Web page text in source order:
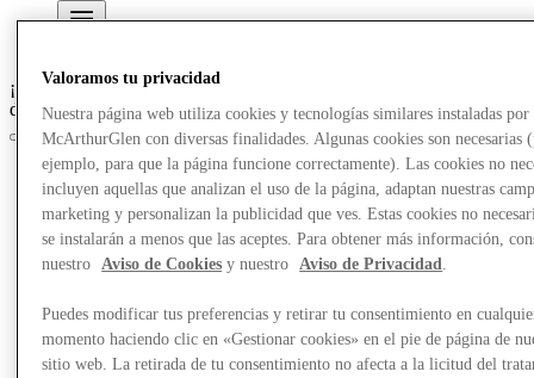
¡Crazy Days, acceso anticipado el 25 de marzo para los miembros
del Club!Únete ahora
Valoramos tu privacidad
Nuestra página web utiliza cookies y tecnologías similares instaladas por
McArthurGlen con diversas finalidades. Algunas cookies son necesarias
ejemplo, para que la página funcione correctamente). Las cookies no
incluyen aquellas que analizan el uso de la página, adaptan nuestras
marketing y personalizan la publicidad que ves. Estas cookies no
se instalarán a menos que las aceptes. Para obtener más información,
nuestro
Aviso de Cookies y nuestro Aviso de Privacidad
Puedes modificar tus preferencias y retirar tu consentimiento en
momento haciendo clic en «Gestionar cookies» en el pie de página de
sitio web. La retirada de tu consentimiento no afecta a la licitud del